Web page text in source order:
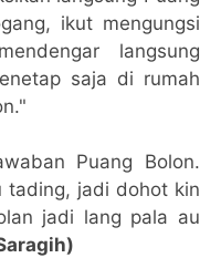
ikut mengungsi
langsung
saja di rumah
Puang Bolon.
tading, jadi dohot kin
jadi lang pala au